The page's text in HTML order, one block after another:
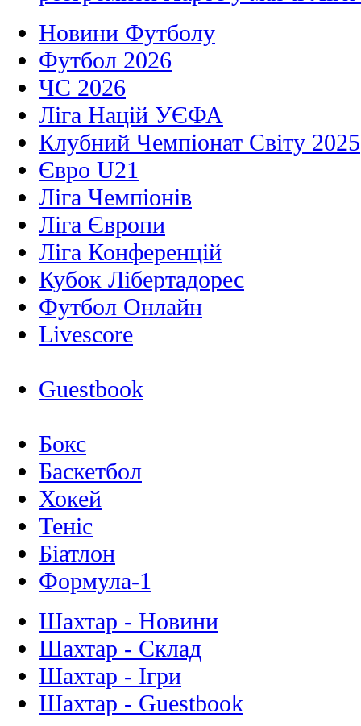
Новини Футболу
Футбол 2026
ЧС 2026
Ліга Націй УЄФА
Клубний Чемпіонат Світу 2025
Євро U21
Ліга Чемпіонів
Ліга Європи
Ліга Конференцій
Кубок Лібертадорес
Футбол Онлайн
Livescore
Guestbook
Бокс
Баскетбол
Хокей
Теніс
Біатлон
Формула-1
Шахтар - Новини
Шахтар - Склад
Шахтар - Ігри
Шахтар - Guestbook